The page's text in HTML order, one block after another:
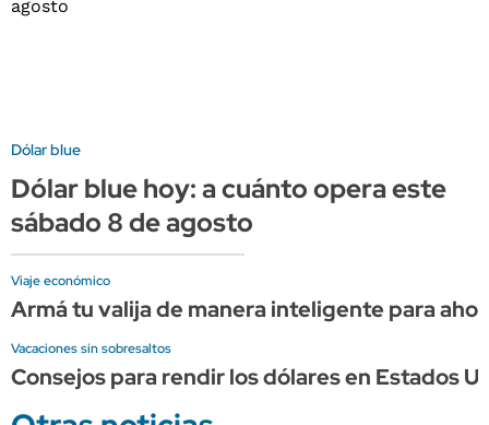
Dólar blue
Dólar blue hoy: a cuánto opera este
sábado 8 de agosto
Viaje económico
Armá tu valija de manera inteligente para
Vacaciones sin sobresaltos
Consejos para rendir los dólares en Estados